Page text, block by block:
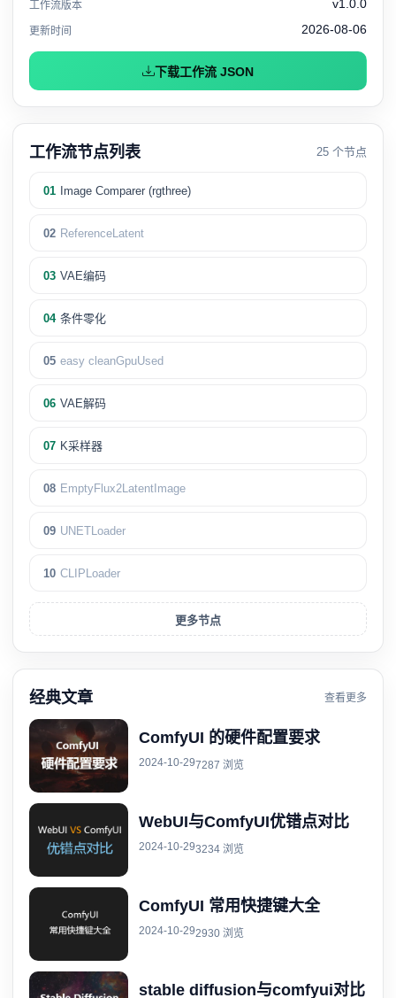
工作流版本 v1.0.0
更新时间 2026-08-06
下载工作流 JSON
工作流节点列表 25 个节点
01 Image Comparer (rgthree)
02 ReferenceLatent
03 VAE编码
04 条件零化
05 easy cleanGpuUsed
06 VAE解码
07 K采样器
08 EmptyFlux2LatentImage
09 UNETLoader
10 CLIPLoader
更多节点
经典文章 查看更多
ComfyUI 的硬件配置要求
2024-10-297287 浏览
WebUI与ComfyUI优错点对比
2024-10-293234 浏览
ComfyUI 常用快捷键大全
2024-10-292930 浏览
stable diffusion与comfyui对比